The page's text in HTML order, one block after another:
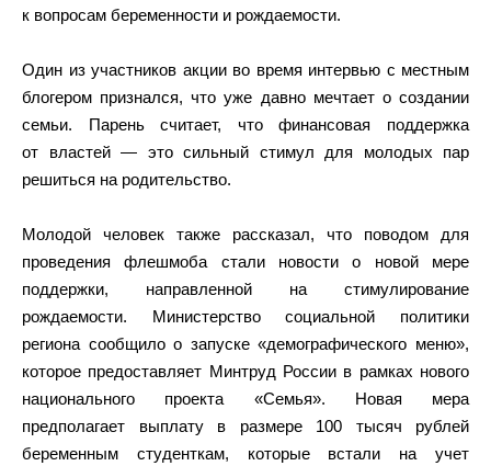
к вопросам беременности и рождаемости.
Один из участников акции во время интервью с местным
блогером признался, что уже давно мечтает о создании
семьи. Парень считает, что финансовая поддержка
от властей — это сильный стимул для молодых пар
решиться на родительство.
Молодой человек также рассказал, что поводом для
проведения флешмоба стали новости о новой мере
поддержки, направленной на стимулирование
рождаемости. Министерство социальной политики
региона сообщило о запуске «демографического меню»,
которое предоставляет Минтруд России в рамках нового
национального проекта «Семья». Новая мера
предполагает выплату в размере 100 тысяч рублей
беременным студенткам, которые встали на учет